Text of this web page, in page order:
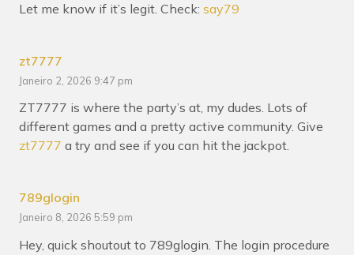
Let me know if it’s legit. Check: say79
zt7777
Janeiro 2, 2026 9:47 pm
ZT7777 is where the party’s at, my dudes. Lots of
different games and a pretty active community. Give
zt7777 a try and see if you can hit the jackpot.
789glogin
Janeiro 8, 2026 5:59 pm
Hey, quick shoutout to 789glogin. The login procedure